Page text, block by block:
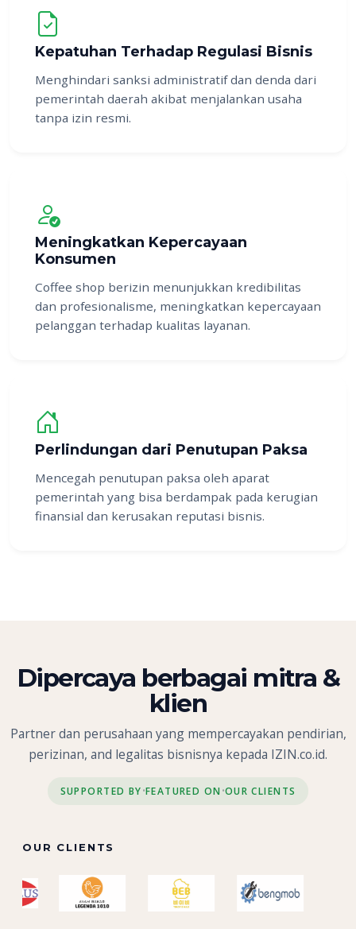
Kepatuhan Terhadap Regulasi Bisnis
Menghindari sanksi administratif dan denda dari
pemerintah daerah akibat menjalankan usaha
tanpa izin resmi.
Meningkatkan Kepercayaan
Konsumen
Coffee shop berizin menunjukkan kredibilitas
dan profesionalisme, meningkatkan kepercayaan
pelanggan terhadap kualitas layanan.
Perlindungan dari Penutupan Paksa
Mencegah penutupan paksa oleh aparat
pemerintah yang bisa berdampak pada kerugian
finansial dan kerusakan reputasi bisnis.
Dipercaya berbagai mitra &
klien
Partner dan perusahaan yang mempercayakan pendirian,
perizinan, and legalitas bisnisnya kepada IZIN.co.id.
SUPPORTED BY •FEATURED ON •OUR CLIENTS
OUR CLIENTS